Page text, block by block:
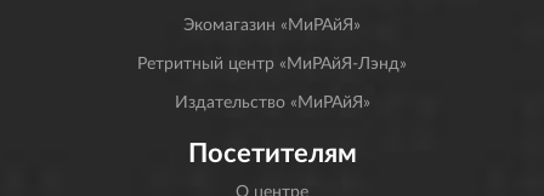
Экомагазин «МиРАйЯ»
Ретритный центр «МиРАйЯ-Лэнд»
Издательство «МиРАйЯ»
Посетителям
О центре